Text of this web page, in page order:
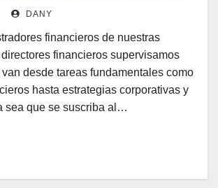
DANY
financieros de nuestras
financieros supervisamos
desde tareas fundamentales como
hasta estrategias corporativas y
sea que se suscriba al…